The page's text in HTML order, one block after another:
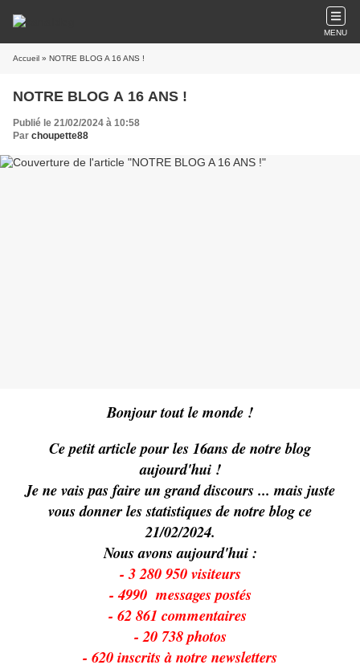
MENU
Accueil » NOTRE BLOG A 16 ANS !
NOTRE BLOG A 16 ANS !
Publié le 21/02/2024 à 10:58
Par choupette88
Bonjour tout le monde !
Ce petit article pour les 16ans de notre blog
aujourd'hui !
Je ne vais pas faire un grand discours ... mais juste
vous donner les statistiques de notre blog ce
21/02/2024.
Nous avons aujourd'hui :
- 3 280 950 visiteurs
- 4990 messages postés
- 62 861 commentaires
- 20 738 photos
- 620 inscrits à notre newsletters